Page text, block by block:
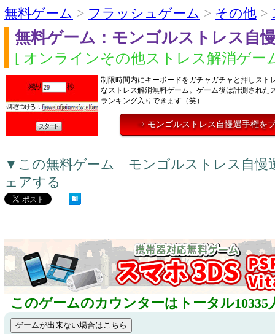
無料ゲーム > フラッシュゲーム > その他 >
無料ゲーム：モンゴルストレス自
[ オンラインその他ストレス解消ゲー
制限時間内にキーボードをガチャガチャと押しスト
なストレス解消無料ゲーム。ゲーム後は計測された
ランキング入りできます（笑）
⇒ モンゴルストレス自慢選手権を
▼この無料ゲーム「モンゴルストレス自慢
ェアする
このゲームのカウンターはトータル10335